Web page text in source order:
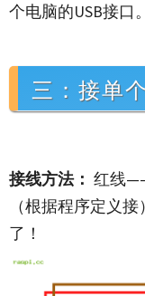
个电脑的USB接口
三：接单
接线方法： 红线
（根据程序定义
了！